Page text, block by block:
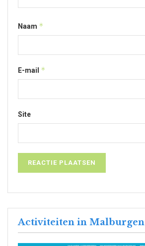
Naam *
E-mail *
Site
Activiteiten in Malburgen